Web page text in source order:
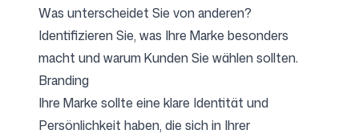
Was unterscheidet Sie von anderen?
Identifizieren Sie, was Ihre Marke besonders
macht und warum Kunden Sie wählen sollten.
Branding
Ihre Marke sollte eine klare Identität und
Persönlichkeit haben, die sich in Ihrer